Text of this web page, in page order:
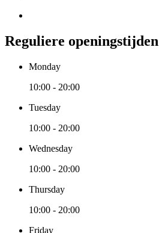
Reguliere openingstijden
Monday
10:00 - 20:00
Tuesday
10:00 - 20:00
Wednesday
10:00 - 20:00
Thursday
10:00 - 20:00
Friday